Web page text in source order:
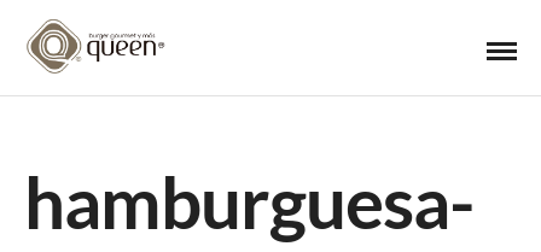
hamburguesa-